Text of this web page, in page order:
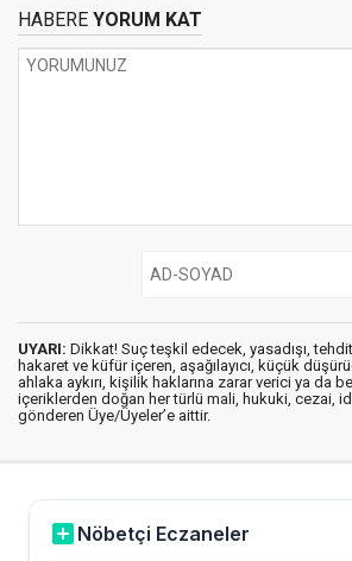
HABERE YORUM KAT
UYARI: Dikkat! Suç teşkil edecek, yasadışı,
hakaret ve küfür içeren, aşağılayıcı, küçük
ahlaka aykırı, kişilik haklarına zarar verici ya da
içeriklerden doğan her türlü mali, hukuki, cezai,
gönderen Üye/Üyeler’e aittir.